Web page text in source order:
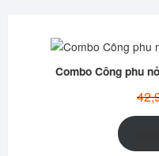
Combo Công phu